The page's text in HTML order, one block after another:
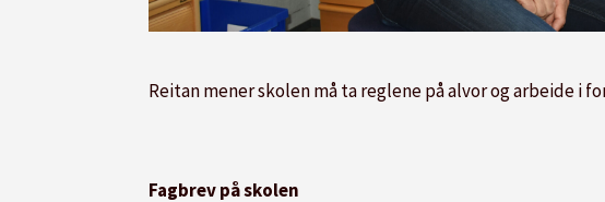
Reitan mener skolen må ta reglene på alvor og arbeide i
Fagbrev på skolen